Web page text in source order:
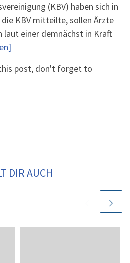
(KBV) haben sich in
KBV mitteilte, sollen Ärzte
laut einer demnächst in Kraft
post, don't forget to
DIR AUCH